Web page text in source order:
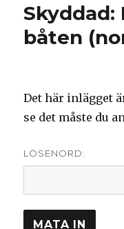
Skyddad:
båten
Det här inlägget
se det måste du
LÖSENORD: